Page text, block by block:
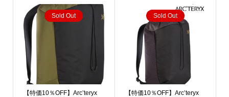
Sold Out
【特価10％OFF】Arc’teryx
Sold Out
【特価10％OFF】Arc’teryx